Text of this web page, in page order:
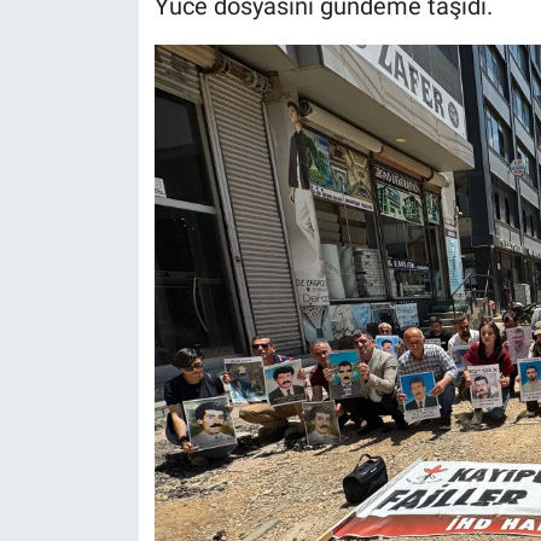
Yüce dosyasını gündeme taşıdı.